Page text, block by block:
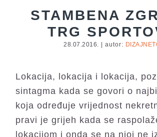
STAMBENA
TRG
28.07.2016. | autor:
Lokacija, lokacija i lokacija,
sintagma kada se govori o
koja određuje vrijednost
pravi je grijeh kada se
lokacijom i onda se na njoj ne